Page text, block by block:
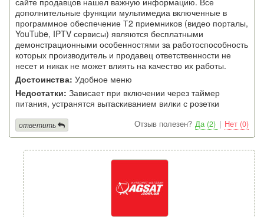
дополнительные функции мультимедиа включенные в
программное обеспечение Т2 приемников (видео порталы,
YouTube, IPTV сервисы) являются бесплатными
демонстрационными особенностями за работоспособность
которых производитель и продавец ответственности не
несет и никак не может влиять на качество их работы.
Достоинства: Удобное меню
Недостатки: Зависает при включении через таймер
питания, устранятся вытаскиванием вилки с розетки
Отзыв полезен? Да (2) | Нет (0)
ответить